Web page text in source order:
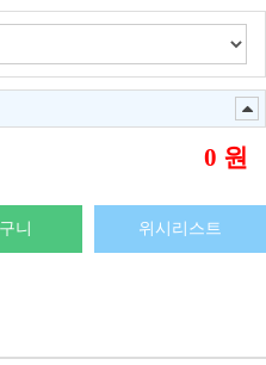
0 원
니 위시리스트